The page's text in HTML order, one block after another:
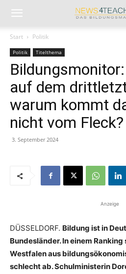
Start Politik
Politik Titelthema
auf dem
warum kommt
nicht vom Fleck?
3. September 2024
Anzeige
DÜSSELDORF. Bildung ist in
Bundesländer. In einem
Westfalen aus
schlecht ab. Schulministerin